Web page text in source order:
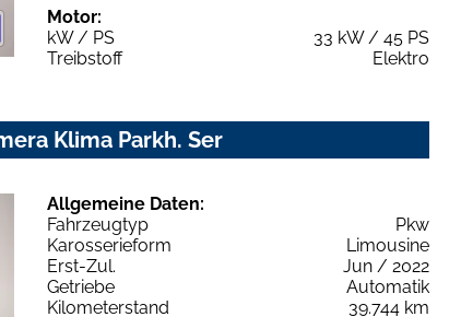
Motor:
kW / PS
33 kW / 45 PS
Treibstoff
Elektro
Klima Parkh. Ser
Allgemeine Daten:
Fahrzeugtyp
Pkw
Karosserieform
Limousine
Erst-Zul.
Jun / 2022
Getriebe
Automatik
Kilometerstand
39.744 km